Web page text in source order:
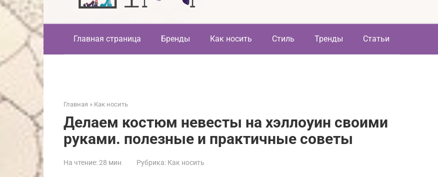
Главная страница Бренды Как носить Стиль Тренды Статьи
Главная » Как носить
Делаем костюм невесты на хэллоуин своими
руками. полезные и практичные советы
На чтение:28 мин Рубрика: Как носить